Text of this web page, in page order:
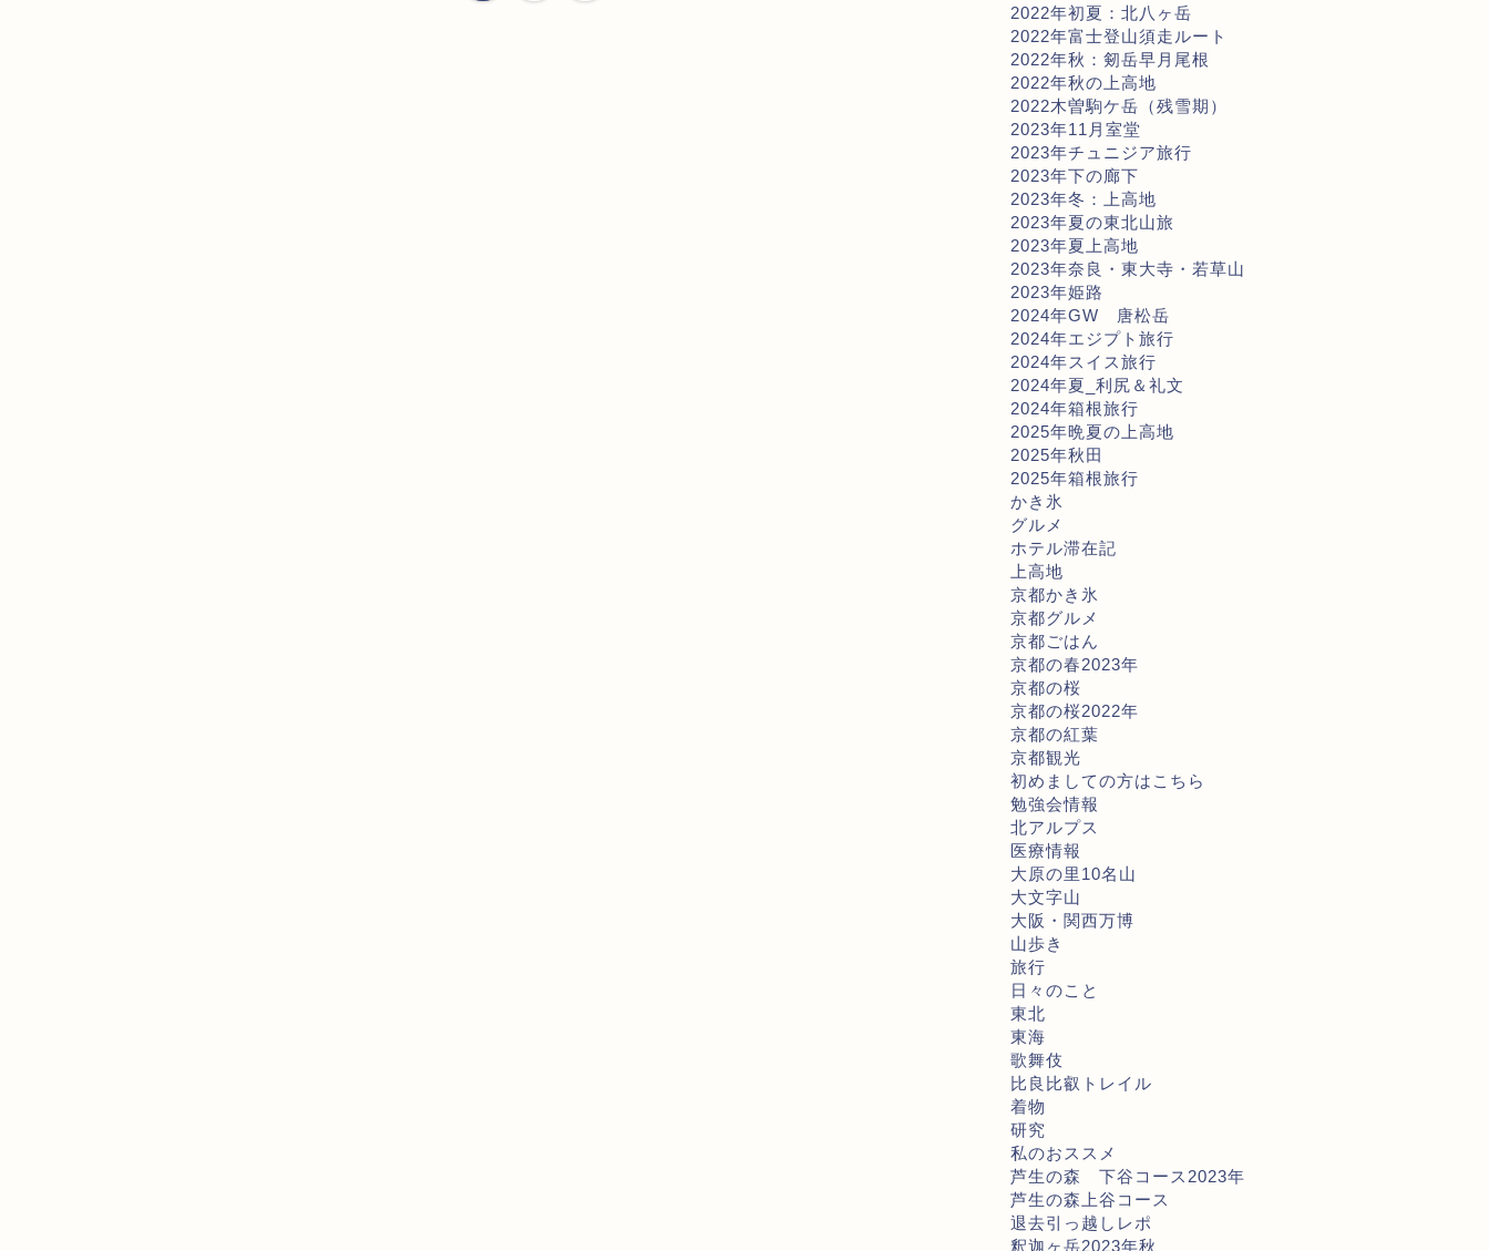
2022年初夏：北八ヶ岳
2022年富士登山須走ルート
2022年秋：剱岳早月尾根
2022年秋の上高地
2022木曽駒ケ岳（残雪期）
2023年11月室堂
2023年チュニジア旅行
2023年下の廊下
2023年冬：上高地
2023年夏の東北山旅
2023年夏上高地
2023年奈良・東大寺・若草山
2023年姫路
2024年GW 唐松岳
2024年エジプト旅行
2024年スイス旅行
2024年夏_利尻＆礼文
2024年箱根旅行
2025年晩夏の上高地
2025年秋田
2025年箱根旅行
かき氷
グルメ
ホテル滞在記
上高地
京都かき氷
京都グルメ
京都ごはん
京都の春2023年
京都の桜
京都の桜2022年
京都の紅葉
京都観光
初めましての方はこちら
勉強会情報
北アルプス
医療情報
大原の里10名山
大文字山
大阪・関西万博
山歩き
旅行
日々のこと
東北
東海
歌舞伎
比良比叡トレイル
着物
研究
私のおススメ
芦生の森 下谷コース2023年
芦生の森上谷コース
退去引っ越しレポ
釈迦ヶ岳2023年秋